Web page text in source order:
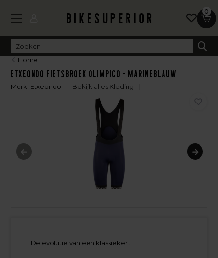
0
Home
Etxeondo Fietsbroek Olimpico - Marineblauw
Merk: Etxeondo Bekijk alles Kleding
De evolutie van een klassieker...